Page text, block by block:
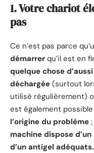
1. Votre chariot
pas
Ce n’est pas parce
démarrer qu’il est en
quelque chose
déchargée (surtout
utilisé régulièrement)
est également possible
l’origine du problème ;
machine dispose
d’un antigel adéquats.